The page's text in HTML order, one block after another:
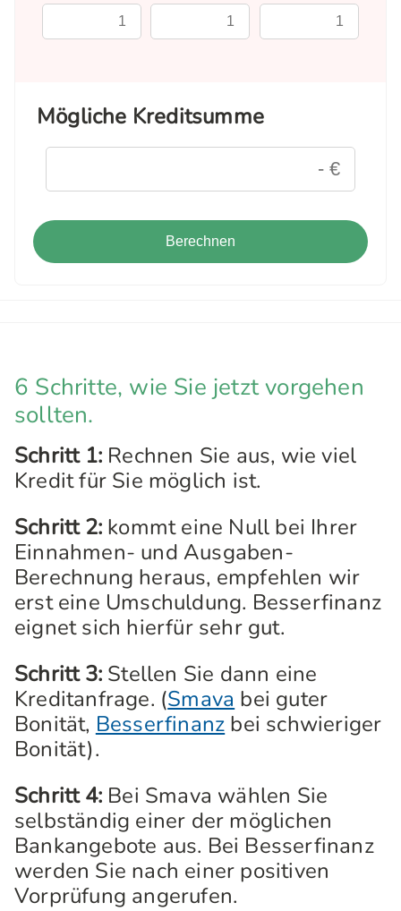
Mögliche Kreditsumme
Berechnen
6 Schritte, wie Sie jetzt vorgehen
sollten.
Schritt 1: Rechnen Sie aus, wie viel
Kredit für Sie möglich ist.
Schritt 2: kommt eine Null bei Ihrer
Einnahmen- und Ausgaben-
Berechnung heraus, empfehlen wir
erst eine Umschuldung. Besserfinanz
eignet sich hierfür sehr gut.
Schritt 3: Stellen Sie dann eine
Kreditanfrage. (Smava bei guter
Bonität, Besserfinanz bei schwieriger
Bonität).
Schritt 4: Bei Smava wählen Sie
selbständig einer der möglichen
Bankangebote aus. Bei Besserfinanz
werden Sie nach einer positiven
Vorprüfung angerufen.